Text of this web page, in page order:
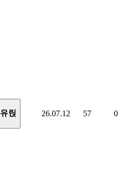
유릱 26.07.12 57 0